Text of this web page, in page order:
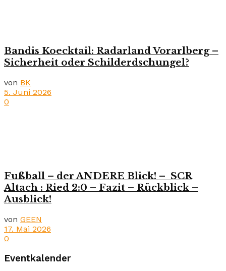
Bandis Koecktail: Radarland Vorarlberg –
Sicherheit oder Schilderdschungel?
von BK
5. Juni 2026
0
Fußball – der ANDERE Blick! – SCR
Altach : Ried 2:0 – Fazit – Rückblick –
Ausblick!
von GEEN
17. Mai 2026
0
Eventkalender